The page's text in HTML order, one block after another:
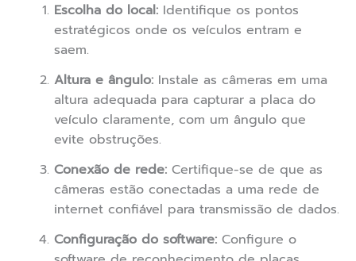
Escolha do local: Identifique os pontos
estratégicos onde os veículos entram e
saem.
Altura e ângulo: Instale as câmeras em uma
altura adequada para capturar a placa do
veículo claramente, com um ângulo que
evite obstruções.
Conexão de rede: Certifique-se de que as
câmeras estão conectadas a uma rede de
internet confiável para transmissão de dados.
Configuração do software: Configure o